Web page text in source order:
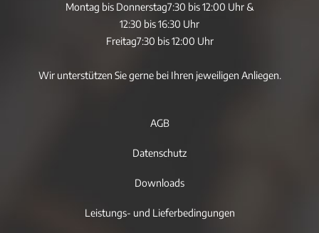
Montag bis Donnerstag7:30 bis 12:00 Uhr &
12:30 bis 16:30 Uhr
Freitag7:30 bis 12:00 Uhr
Wir unterstützen Sie gerne bei Ihren jeweiligen Anliegen.
AGB
Datenschutz
Downloads
Leistungs- und Lieferbedingungen